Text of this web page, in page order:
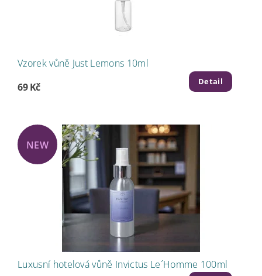
Vzorek vůně Just Lemons 10ml
69 Kč
Detail
NEW
Luxusní hotelová vůně Invictus Le´Homme 100ml